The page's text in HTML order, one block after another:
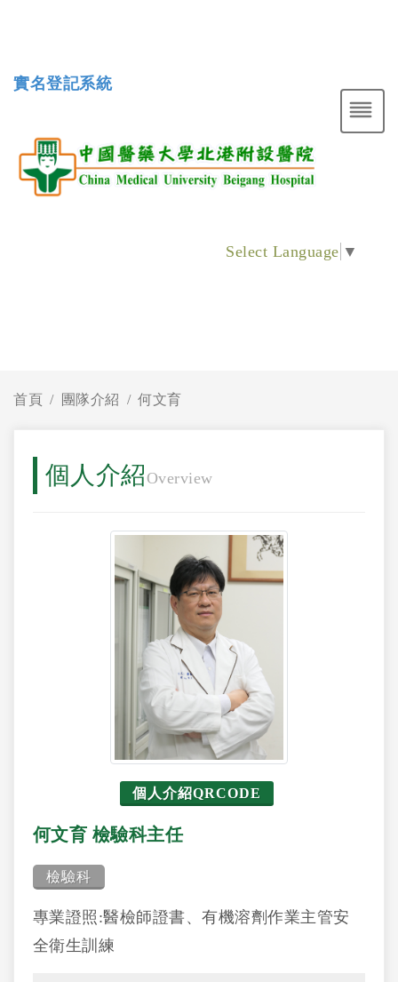
實名登記系統
Select Language ▼
首頁 團隊介紹 何文育
個人介紹 Overview
個人介紹QRCODE
何文育 檢驗科主任
檢驗科
專業證照:醫檢師證書、有機溶劑作業主管安
全衛生訓練